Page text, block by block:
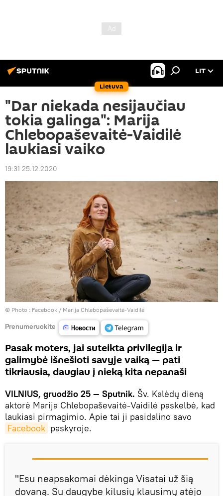
Lietuva
LIT
"Dar niekada nesijaučiau
tokia galinga": Marija
Chlebopaševaitė-Vaidilė
laukiasi vaiko
19:31 25.12.2020
© Photo : Facebook / Marija Chlebopaševaitė-Vaidilė
Prenumeruokite
Pasak moters, jai suteikta privilegija ir
galimybė išnešioti savyje vaiką — pati
tikriausia, daugiau į nieką kita nepanaši
VILNIUS, gruodžio 25 — Sputnik. Šv. Kalėdų dieną
aktorė Marija Chlebopaševaitė-Vaidilė paskelbė, kad
laukiasi pirmagimio. Apie tai ji pasidalino savo
Facebook paskyroje.
"Esu neapsakomai dėkinga Visatai už šią
dovaną. Su daugybe kilusių klausimų atėjo